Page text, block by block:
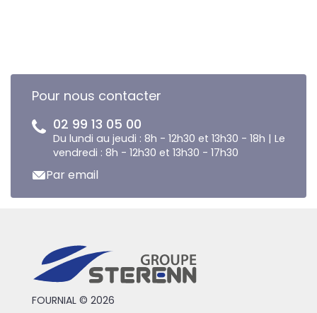
Pour nous contacter
02 99 13 05 00
Du lundi au jeudi : 8h - 12h30 et 13h30 - 18h | Le
vendredi : 8h - 12h30 et 13h30 - 17h30
Par email
FOURNIAL © 2026